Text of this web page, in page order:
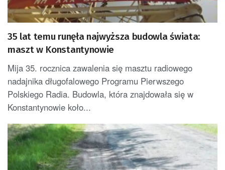
35 lat temu runęła najwyższa budowla świata:
maszt w Konstantynowie
Mija 35. rocznica zawalenia się masztu radiowego
nadajnika długofalowego Programu Pierwszego
Polskiego Radia. Budowla, która znajdowała się w
Konstantynowie koło...